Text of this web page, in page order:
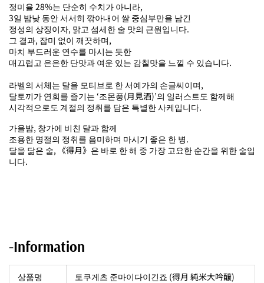
정미율 28%는 단순히 수치가 아니라,
3일 밤낮 동안 서서히 깎아내어 쌀 중심부만을 남긴
정성의 상징이자, 맑고 섬세한 술 맛의 근원입니다.
그 결과, 잡미 없이 깨끗하며,
마치 부드러운 연수를 마시는 듯한
매끄럽고 은은한 단맛과 여운 있는 감칠맛을 느낄 수 있습니다.
라벨의 서체는 달을 모티브로 한 서예가의 손글씨이며,
달토끼가 연회를 즐기는 ‘조몬풍(月見酒)’의 일러스트도 함께해
시각적으로도 계절의 정취를 담은 특별한 사케입니다.
가을밤, 창가에 비친 달과 함께
조용한 명절의 정취를 음미하며 마시기 좋은 한 병.
달을 닮은 술, 《得月》은 바로 한 해 중 가장 고요한 순간을 위한 술입
니다.
-Information
상품명
토쿠게츠 준마이다이긴죠 (得月 純米大吟醸)